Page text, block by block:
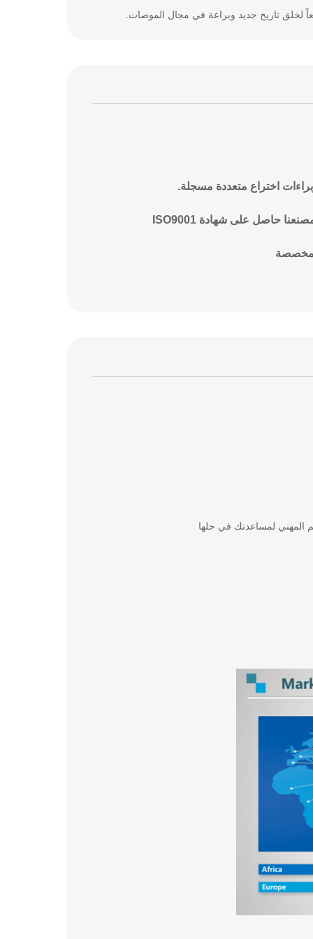
لخلق تاريخ جديد وبراعة في مجال الموصات.
المهني لمساعدتك في حلها